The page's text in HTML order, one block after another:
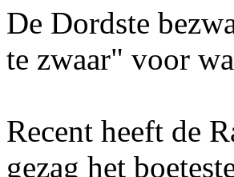
De Dordste
te zwaar" voor
Recent heeft de
gezag het